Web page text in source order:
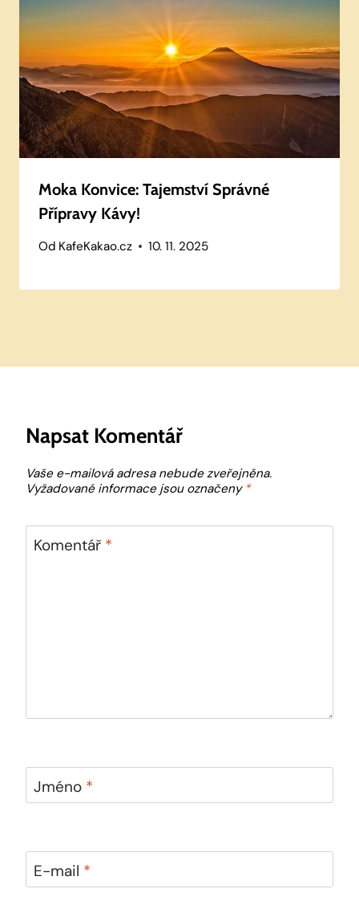
Moka Konvice: Tajemství Správné
Přípravy Kávy!
Od KafeKakao.cz 10. 11. 2025
Napsat Komentář
Vaše e-mailová adresa nebude zveřejněna.
Vyžadované informace jsou označeny *
Komentář *
Jméno *
E-mail *